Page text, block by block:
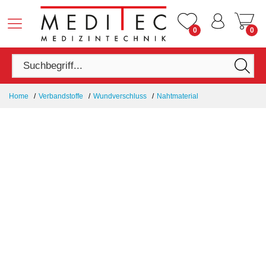
0 0
Home Verbandstoffe Wundverschluss Nahtmaterial